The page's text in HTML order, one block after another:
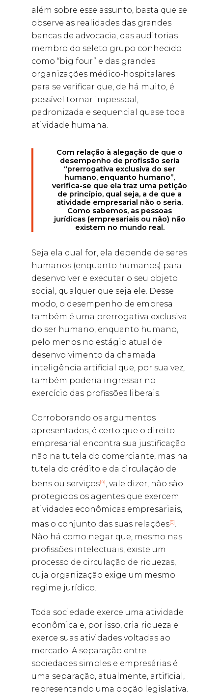
além sobre esse assunto, basta que se
observe as realidades das grandes
bancas de advocacia, das auditorias
membro do seleto grupo conhecido
como “big four” e das grandes
organizações médico-hospitalares
para se verificar que, de há muito, é
possível tornar impessoal,
padronizada e sequencial quase toda
atividade humana.
Com relação à alegação de que o
desempenho de profissão seria
“prerrogativa exclusiva do ser
humano, enquanto humano”,
verifica-se que ela traz uma petição
de princípio, qual seja, a de que a
atividade empresarial não o seria.
Como sabemos, as pessoas
jurídicas (empresariais ou não) não
existem no mundo real.
Seja ela qual for, ela depende de seres
humanos (enquanto humanos) para
desenvolver e executar o seu objeto
social, qualquer que seja ele. Desse
modo, o desempenho de empresa
também é uma prerrogativa exclusiva
do ser humano, enquanto humano,
pelo menos no estágio atual de
desenvolvimento da chamada
inteligência artificial que, por sua vez,
também poderia ingressar no
exercício das profissões liberais.
Corroborando os argumentos
apresentados, é certo que o direito
empresarial encontra sua justificação
não na tutela do comerciante, mas na
tutela do crédito e da circulação de
bens ou serviços[4], vale dizer, não são
protegidos os agentes que exercem
atividades econômicas empresariais,
mas o conjunto das suas relações[5].
Não há como negar que, mesmo nas
profissões intelectuais, existe um
processo de circulação de riquezas,
cuja organização exige um mesmo
regime jurídico.
Toda sociedade exerce uma atividade
econômica e, por isso, cria riqueza e
exerce suas atividades voltadas ao
mercado. A separação entre
sociedades simples e empresárias é
uma separação, atualmente, artificial,
representando uma opção legislativa.